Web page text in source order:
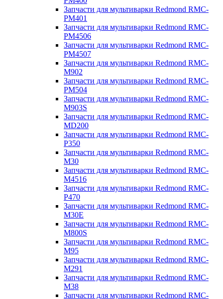
Запчасти для мультиварки Redmond RMC-
PM401
Запчасти для мультиварки Redmond RMC-
PM4506
Запчасти для мультиварки Redmond RMC-
PM4507
Запчасти для мультиварки Redmond RMC-
M902
Запчасти для мультиварки Redmond RMC-
PM504
Запчасти для мультиварки Redmond RMC-
M903S
Запчасти для мультиварки Redmond RMC-
MD200
Запчасти для мультиварки Redmond RMC-
P350
Запчасти для мультиварки Redmond RMC-
M30
Запчасти для мультиварки Redmond RMC-
M4516
Запчасти для мультиварки Redmond RMC-
P470
Запчасти для мультиварки Redmond RMC-
M30E
Запчасти для мультиварки Redmond RMC-
M800S
Запчасти для мультиварки Redmond RMC-
M95
Запчасти для мультиварки Redmond RMC-
M291
Запчасти для мультиварки Redmond RMC-
M38
Запчасти для мультиварки Redmond RMC-